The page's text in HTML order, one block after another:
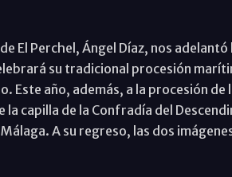
El Perchel, Ángel Díaz, nos adelantó
su tradicional procesión
año, además, a la procesión de
la capilla de la Confradía del
A su regreso, las dos